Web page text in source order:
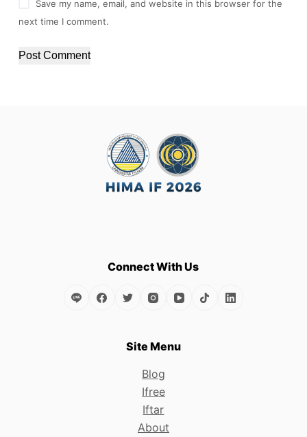
Save my name, email, and website in this browser for the
next time I comment.
Post Comment
Connect With Us
Site Menu
Blog
Ifree
Iftar
About